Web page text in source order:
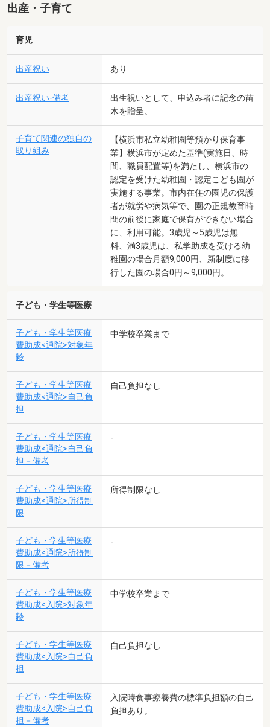
出産・子育て
育児
出産祝い あり
出産祝い-備考
出生祝いとして、申込み者に記念の苗
木を贈呈。
子育て関連の独自の
取り組み
【横浜市私立幼稚園等預かり保育事
業】横浜市が定めた基準(実施日、時
間、職員配置等)を満たし、横浜市の
認定を受けた幼稚園・認定こども園が
実施する事業。市内在住の園児の保護
者が就労や病気等で、園の正規教育時
間の前後に家庭で保育ができない場合
に、利用可能。3歳児～5歳児は無
料、満3歳児は、私学助成を受ける幼
稚園の場合月額9,000円、新制度に移
行した園の場合0円～9,000円。
子ども・学生等医療
子ども・学生等医療
費助成<通院>対象年
齢
中学校卒業まで
子ども・学生等医療
費助成<通院>自己負
担
自己負担なし
子ども・学生等医療
費助成<通院>自己負
担－備考
-
子ども・学生等医療
費助成<通院>所得制
限
所得制限なし
子ども・学生等医療
費助成<通院>所得制
限－備考
-
子ども・学生等医療
費助成<入院>対象年
齢
中学校卒業まで
子ども・学生等医療
費助成<入院>自己負
担
自己負担なし
子ども・学生等医療
費助成<入院>自己負
担－備考
入院時食事療養費の標準負担額の自己
負担あり。